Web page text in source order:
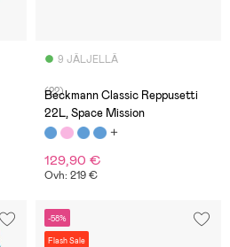
9 JÄLJELLÄ
(22)
Beckmann Classic Reppusetti
22L, Space Mission
129,90 €
Ovh: 219 €
-58%
Flash Sale